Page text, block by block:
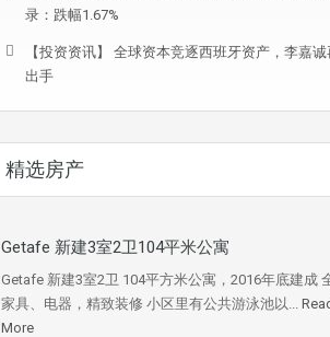
录：跌幅1.67%
【投资资讯】 全球资本竞逐西班牙资产，李嘉诚
出手
精选房产
Getafe 新建3室2卫104平米公寓
Getafe 新建3室2卫 104平方米公寓，2016年底建成
家具、电器，精致装修 小区里有公共游泳池以...
More